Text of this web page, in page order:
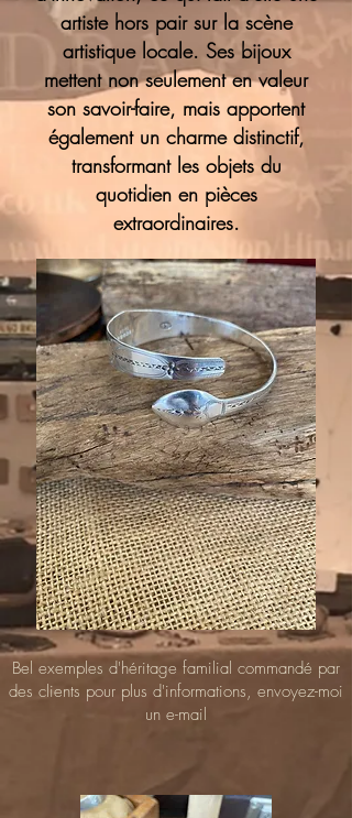
artiste hors pair sur la scène
artistique locale. Ses bijoux
mettent non seulement en valeur
son savoir-faire, mais apportent
également un charme distinctif,
transformant les objets du
quotidien en pièces
extraordinaires.
Bel exemples d'héritage familial commandé par
des clients pour plus d'informations, envoyez-moi
un e-mail